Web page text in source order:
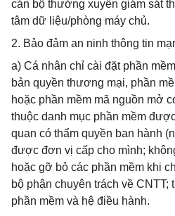
cán bộ thường xuyên giám sát
tâm dữ liệu/phòng máy chủ.
2. Bảo đảm an ninh thông tin
a) Cá nhân chỉ cài đặt phần
bản quyền thương mại, phần
hoặc phần mềm mã nguồn mở
thuộc danh mục phần mềm
quan có thẩm quyền ban hành
được đơn vị cấp cho mình;
hoặc gỡ bỏ các phần mềm khi
bộ phận chuyên trách về
phần mềm và hệ điều hành.